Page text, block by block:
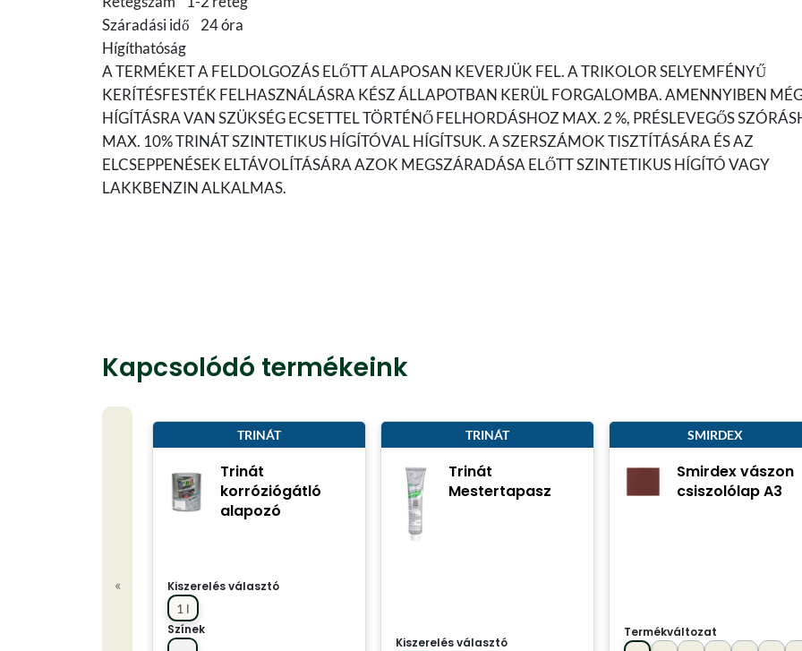
Száradási idő 24 óra
Hígíthatóság
A TERMÉKET A FELDOLGOZÁS ELŐTT ALAPOSAN KEVERJÜK FEL. A TRIKOLOR SELYEMFÉNYŰ
KERÍTÉSFESTÉK FELHASZNÁLÁSRA KÉSZ ÁLLAPOTBAN KERÜL FORGALOMBA. AMENNYIBEN
HÍGÍTÁSRA VAN SZÜKSÉG ECSETTEL TÖRTÉNŐ FELHORDÁSHOZ MAX. 2 %, PRÉSLEVEGŐS
MAX. 10% TRINÁT SZINTETIKUS HÍGÍTÓVAL HÍGÍTSUK. A SZERSZÁMOK TISZTÍTÁSÁRA ÉS AZ
ELCSEPPENÉSEK ELTÁVOLÍTÁSÁRA AZOK MEGSZÁRADÁSA ELŐTT SZINTETIKUS HÍGÍTÓ VAGY
LAKKBENZIN ALKALMAS.
Kapcsolódó termékeink
«
TRINÁT
Trinát
korróziógátló
alapozó
Kiszerelés választó
1 l
Színek
TRINÁT
Trinát
Mestertapasz
Kiszerelés választó
SMIRDEX
Smirdex vászon
csiszolólap A3
Termékváltozat